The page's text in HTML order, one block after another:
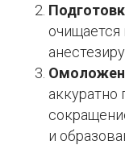
очищается
аккуратно
и